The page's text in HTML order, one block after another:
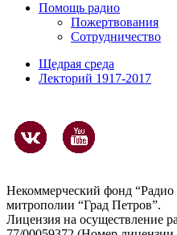
Помощь радио
Пожертвования
Сотрудничество
Щедрая среда
Лекторий 1917-2017
Некоммерческий фонд “Радио
митрополии “Град Петров”.
Лицензия на осуществление